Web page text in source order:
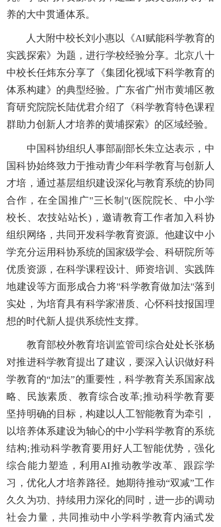
养的大中贯通体系。
人大附中校长刘小惠以《AI赋能科学教育的
实践探索》为题，进行学校经验分享。北京八十
中校长任炜东分享了《集团化视域下科学教育的
体系构建》的典型经验。广东省广州市黄埔区教
育研究院院长陆优君介绍了《科学教育特色课程
群助力创新人才培养的黄埔探索》的区域经验。
中国科协组织人事部副部长朱立达表示，中
国科协始终致力于推动青少年科学教育与创新人
才培，通过基层组织建设深化与教育系统的协同
合作，在全国推广"三长制"(医院院长、中小学
校长、农技站站长)，邀请教育工作者加入科协
组织网络，共同开发科学教育资源。他建议中小
学充分运用科协系统的国家级学会、科研院所等
优质资源，在科学课程设计、师资培训、实践阵
地建设等方面形成合力将"科学教育做加法"落到
实处，为培育具有科学家潜质、心怀科技报国理
想的时代新人提供系统性支撑。
教育部校外教育培训监管司综合处处长张杨
对推进科学教育提出了建议，要深入认识做好科
学教育的“加法”的重要性，科学教育关系国家战
略、民族素质、教育综合改革;推动科学教育要
坚持明确的目标，构建以人工智能教育为牵引，
以培养体系建设为轴心的中小学科学教育的系统
结构;推动科学教育要用好人工智能优势，强化
综合能力塑造，利用AI推动教学改革、跟踪学
习，优化人才培养路径。她期待推动“双减”工作
久久为功、持续用力深化的同时，进一步的调动
社会力量，共同推动中小学科学教育内涵式发